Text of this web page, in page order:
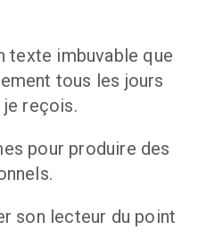
texte imbuvable que
tous les jours
je reçois.
pour produire des
son lecteur du point